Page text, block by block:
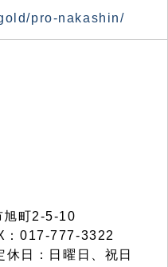
pro-nakashin/
町2-5-10
017-777-3322
日：日曜日、祝日